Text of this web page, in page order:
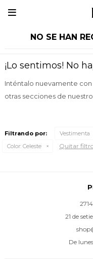

NO SE HAN
¡Lo sentimos! No
Inténtalo nuevamente
otras secciones de
Filtrando por: Vestimenta
Color: Celeste Quitar
21 de
De